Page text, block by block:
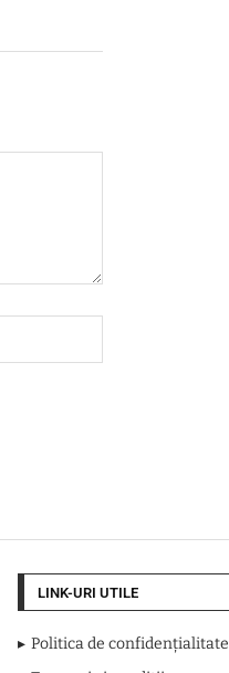
LINK-URI UTILE
Politica de confidențialitate